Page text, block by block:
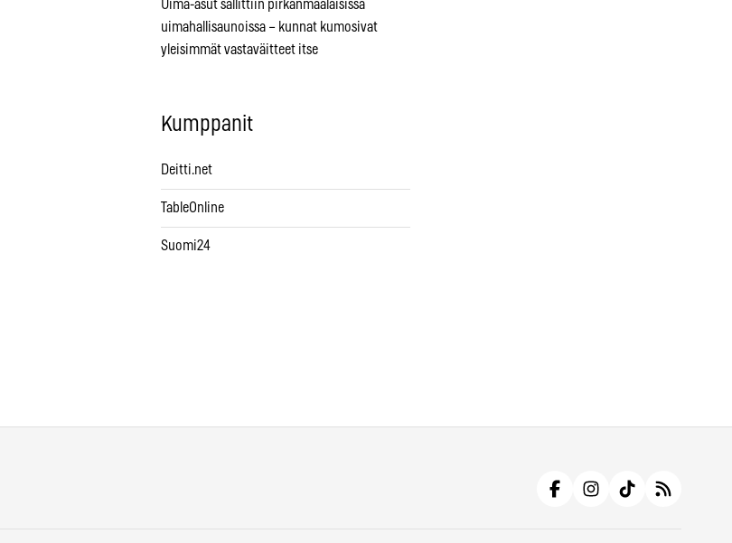
Uima-asut sallittiin pirkanmaalaisissa
uimahallisaunoissa – kunnat kumosivat
yleisimmät vastaväitteet itse
Kumppanit
Deitti.net
TableOnline
Suomi24